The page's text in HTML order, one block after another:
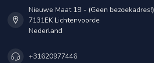
Nieuwe Maat 19 - (Geen bezoekadres!)
7131EK Lichtenvoorde
Nederland
+31620977446